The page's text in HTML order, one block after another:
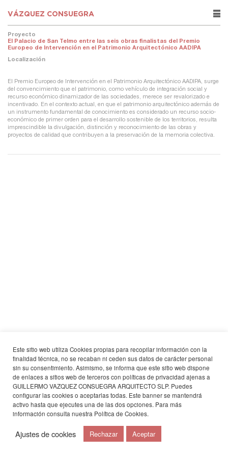
VÁZQUEZ CONSUEGRA rows
Proyecto
El Palacio de San Telmo entre las seis obras finalistas del Premio
Europeo de Intervención en el Patrimonio Arquitectónico AADIPA
Localización
El Premio Europeo de Intervención en el Patrimonio Arquitectónico AADIPA, surge
del convencimiento que el patrimonio, como vehículo de integración social y
recurso económico dinamizador de las sociedades, merece ser revalorizado e
incentivado. En el contexto actual, en que el patrimonio arquitectónico además de
un instrumento fundamental de conocimiento es considerado un recurso socio-
económico de primer orden para el desarrollo sostenible de los territorios, resulta
imprescindible la divulgación, distinción y reconocimiento de las obras y
proyectos de calidad que contribuyen a la preservación de la memoria colectiva.
Este sitio web utiliza Cookies propias para recopilar información con la
finalidad técnica, no se recaban ni ceden sus datos de carácter personal
sin su consentimiento. Asimismo, se informa que este sitio web dispone
de enlaces a sitios web de terceros con políticas de privacidad ajenas a
GUILLERMO VAZQUEZ CONSUEGRA ARQUITECTO SLP. Puedes
configurar las cookies o aceptarlas todas. Este banner se mantendrá
activo hasta que ejecutes una de las dos opciones. Para más
información consulta nuestra Política de Cookies.
Ajustes de cookies Rechazar Aceptar